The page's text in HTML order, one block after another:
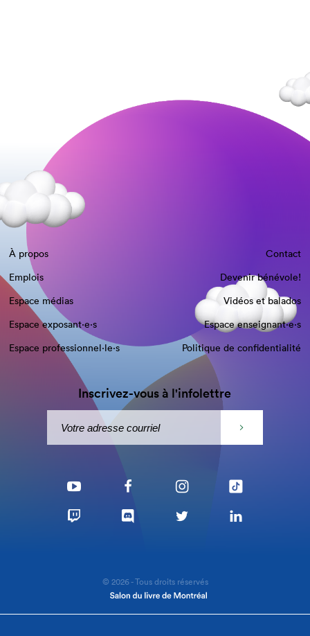
À propos
Contact
Emplois
Devenir bénévole!
Espace médias
Vidéos et balados
Espace exposant·e⋅s
Espace enseignant·e⋅s
Espace professionnel·le⋅s
Politique de confidentialité
Inscrivez-vous à l'infolettre
© 2026 - Tous droits réservés